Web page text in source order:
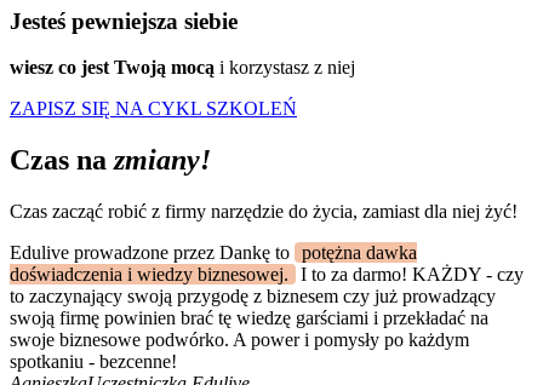
Jesteś pewniejsza siebie
wiesz co jest Twoją mocą i korzystasz z niej
ZAPISZ SIĘ NA CYKL SZKOLEŃ
Czas nazmiany!
Czas zacząć robić z firmy narzędzie do życia, zamiast dla niej żyć!
Edulive prowadzone przez Dankę to potężna dawka
doświadczenia i wiedzy biznesowej.
I to za darmo! KAŻDY - czy
to zaczynający swoją przygodę z biznesem czy już prowadzący
swoją firmę powinien brać tę wiedzę garściami i przekładać na
swoje biznesowe podwórko. A power i pomysły po każdym
spotkaniu - bezcenne!